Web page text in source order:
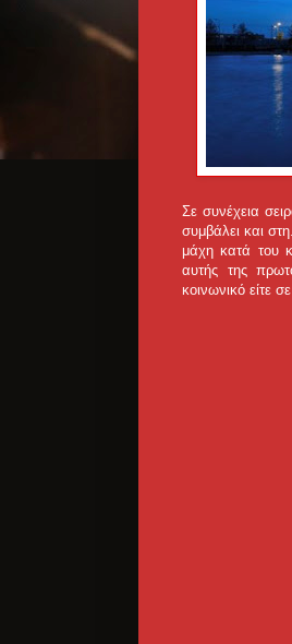
Σε συνέχεια
συμβάλει και
μάχη κατά του
αυτής της
κοινωνικό είτε